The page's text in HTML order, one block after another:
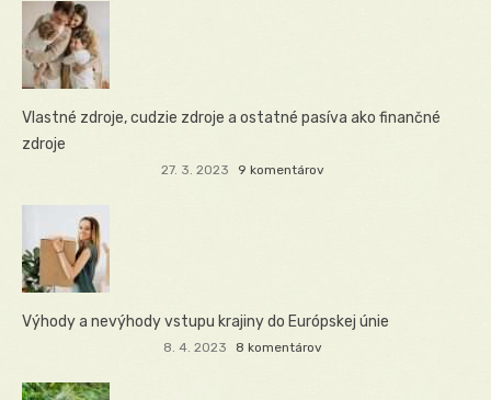
Vlastné zdroje, cudzie zdroje a ostatné pasíva ako finančné
zdroje
27. 3. 2023 9 komentárov
Výhody a nevýhody vstupu krajiny do Európskej únie
8. 4. 2023 8 komentárov